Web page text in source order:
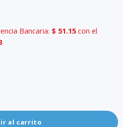
Bancaria: $ 51.15con el
al carrito